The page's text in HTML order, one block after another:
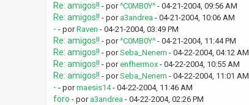
Re: amigos!! - por^C0MB0Y^- 04-21-2004, 09:56 AM
Re: amigos!! - por a3andrea - 04-21-2004, 10:06 AM
- - porRaven - 04-21-2004, 03:49 PM
Re: amigos!! - por^C0MB0Y^- 04-21-2004, 11:44 PM
Re: amigos!! - porSeba_Nenem - 04-22-2004, 04:12 AM
Re: amigos!! - porenfhermox- 04-22-2004, 10:55 AM
Re: amigos!! - porSeba_Nenem - 04-22-2004, 11:01 AM
- - pormaesis14- 04-22-2004, 11:46 AM
foro - por a3andrea - 04-22-2004, 02:26 PM